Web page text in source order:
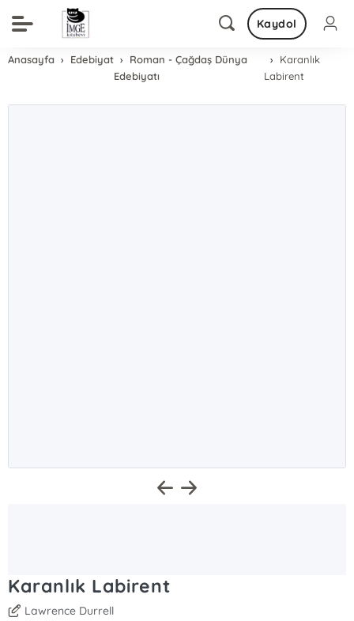
Kaydol
Anasayfa Edebiyat
Roman - Çağdaş Dünya
Edebiyatı
Karanlık
Labirent
Karanlık Labirent
Lawrence Durrell